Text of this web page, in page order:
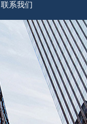
联系我们